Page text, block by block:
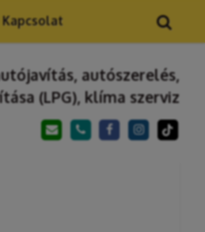
Kapcsolat
autószerelés,
(LPG), klíma szerviz